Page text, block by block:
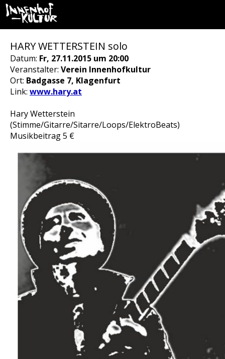
HARY WETTERSTEIN solo
Datum: Fr, 27.11.2015 um 20:00
Veranstalter: Verein Innenhofkultur
Ort: Badgasse 7, Klagenfurt
Link: www.hary.at
Hary Wetterstein
(Stimme/Gitarre/Sitarre/Loops/ElektroBeats)
Musikbeitrag 5 €